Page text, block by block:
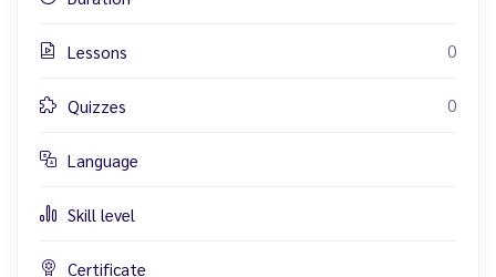
Lessons 0
Quizzes 0
Language
Skill level
Certificate